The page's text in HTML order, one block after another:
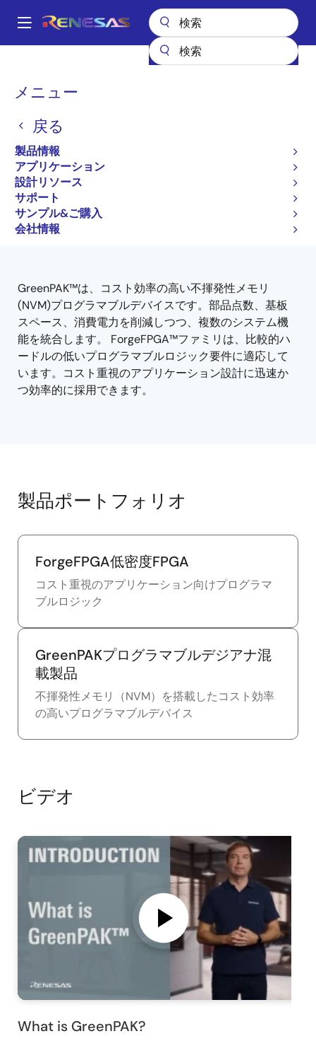
ン
Main
メニュー
戻る
製品情報
アプリケーション
設計リソース
サポート
サンプル&ご購入
会社情報
パ
く
ず
プログラマブルロジック
プログラマブルロジック
ページセクションへ移動：
製品ツリー
Close
product
Open
product
GreenPAK™は、コスト効率の高い不揮発性メモリ
(NVM)プログラマブルデバイスです。部品点数、基板
スペース、消費電力を削減しつつ、複数のシステム機
能を統合します。 ForgeFPGA™ファミリは、比較的ハ
ードルの低いプログラマブルロジック要件に適応して
います。コスト重視のアプリケーション設計に迅速か
つ効率的に採用できます。
製品ポートフォリオ
ForgeFPGA低密度FPGA
コスト重視のアプリケーション向けプログラマ
ブルロジック
GreenPAKプログラマブルデジアナ混
載製品
不揮発性メモリ（NVM）を搭載したコスト効率
の高いプログラマブルデバイス
ビデオ
What is GreenPAK?